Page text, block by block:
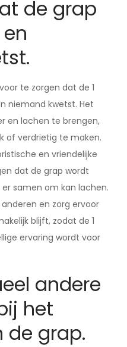
de grap
te zorgen dat de 1
niemand kwetst. Het
en lachen te brengen,
of verdrietig te maken.
en vriendelijke
dat de grap wordt
samen om kan lachen.
en zorg ervoor
blijft, zodat de 1
ervaring wordt voor
andere
het
de grap.